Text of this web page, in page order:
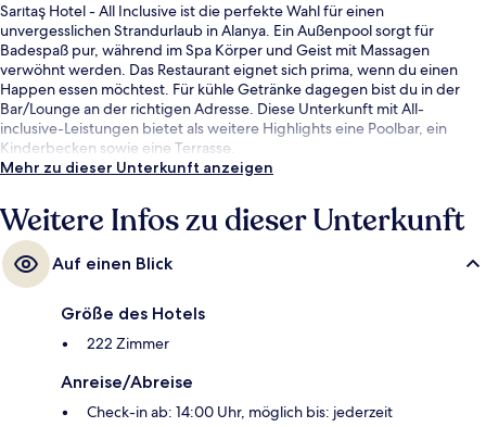
Sarıtaş Hotel - All Inclusive ist die perfekte Wahl für einen
unvergesslichen Strandurlaub in Alanya. Ein Außenpool sorgt für
Badespaß pur, während im Spa Körper und Geist mit Massagen
verwöhnt werden. Das Restaurant eignet sich prima, wenn du einen
Happen essen möchtest. Für kühle Getränke dagegen bist du in der
Bar/Lounge an der richtigen Adresse. Diese Unterkunft mit All-
inclusive-Leistungen bietet als weitere Highlights eine Poolbar, ein
Kinderbecken sowie eine Terrasse.
Mehr zu dieser Unterkunft anzeigen
Weitere Infos zu dieser Unterkunft
Auf einen Blick
Größe des Hotels
222 Zimmer
Anreise/Abreise
Check-in ab: 14:00 Uhr, möglich bis: jederzeit